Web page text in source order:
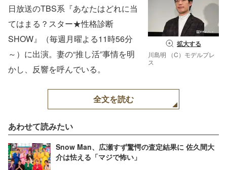
拡大する
川島明 （C）モデルプレ
ス
日放送のTBS系『あなたはどれに当
てはまる？スター★性格診断
SHOW』（毎週月曜よる11時56分
～）に出演。妻の“推し活”事情を明
かし、反響を呼んでいる。
全文を読む
あわせて読みたい
Snow Man、広瀬すず驚愕の査定結果に 佐久間大
介は怯える「マジで怖い」